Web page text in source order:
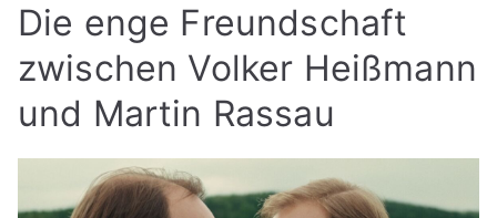
Die enge Freundschaft
zwischen Volker Heißmann
und Martin Rassau